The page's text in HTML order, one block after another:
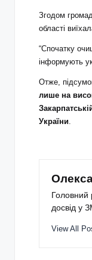
Згодом
області
“Спочатку
інформують
Отже,
лише на
України
Головний
досвід у
View All